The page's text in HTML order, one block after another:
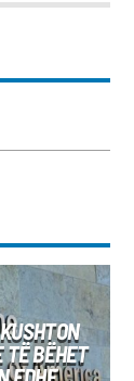
TË BËHET